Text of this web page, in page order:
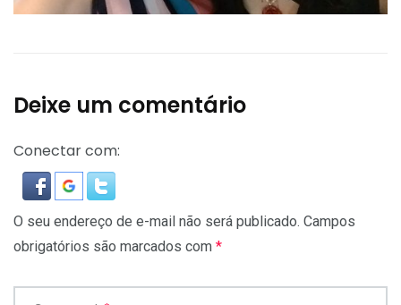
Deixe um comentário
Conectar com:
O seu endereço de e-mail não será publicado. Campos
obrigatórios são marcados com *